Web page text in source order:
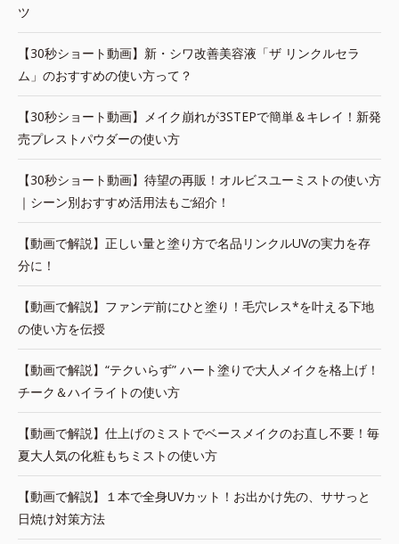
ツ
【30秒ショート動画】新・シワ改善美容液「ザ リンクルセラ
ム」のおすすめの使い方って？
【30秒ショート動画】メイク崩れが3STEPで簡単＆キレイ！新発
売プレストパウダーの使い方
【30秒ショート動画】待望の再販！オルビスユーミストの使い方
｜シーン別おすすめ活用法もご紹介！
【動画で解説】正しい量と塗り方で名品リンクルUVの実力を存
分に！
【動画で解説】ファンデ前にひと塗り！毛穴レス*を叶える下地
の使い方を伝授
【動画で解説】“テクいらず” ハート塗りで大人メイクを格上げ！
チーク＆ハイライトの使い方
【動画で解説】仕上げのミストでベースメイクのお直し不要！毎
夏大人気の化粧もちミストの使い方
【動画で解説】１本で全身UVカット！お出かけ先の、ササっと
日焼け対策方法